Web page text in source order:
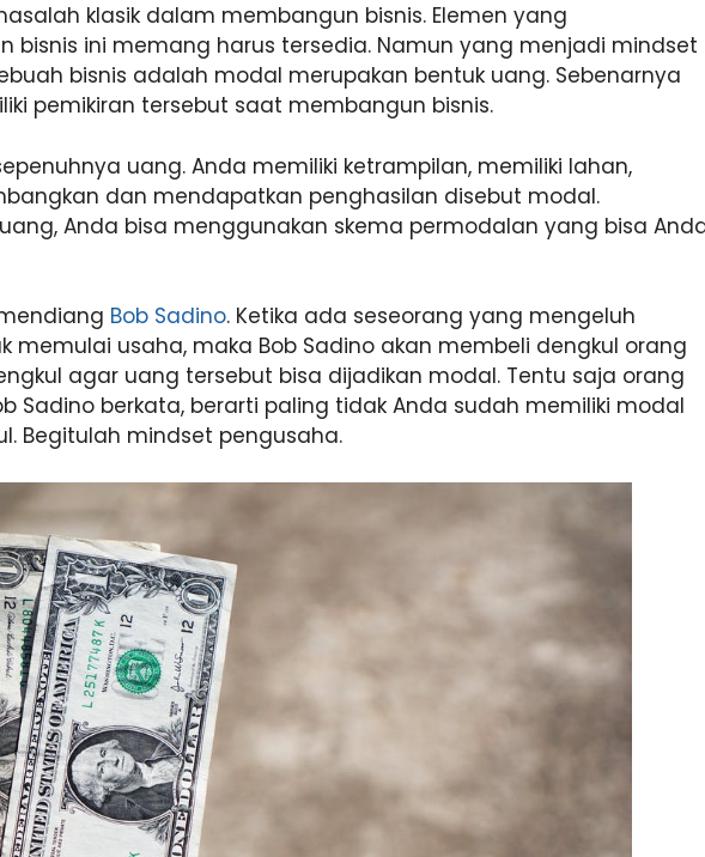
klasik dalam membangun bisnis. Elemen yang
ini memang harus tersedia. Namun yang menjadi mindset
bisnis adalah modal merupakan bentuk uang. Sebenarnya
pemikiran tersebut saat membangun bisnis.
uang. Anda memiliki ketrampilan, memiliki lahan,
dan mendapatkan penghasilan disebut modal.
Anda bisa menggunakan skema permodalan yang bisa
Bob Sadino. Ketika ada seseorang yang mengeluh
memulai usaha, maka Bob Sadino akan membeli dengkul orang
agar uang tersebut bisa dijadikan modal. Tentu saja orang
Sadino berkata, berarti paling tidak Anda sudah memiliki modal
Begitulah mindset pengusaha.